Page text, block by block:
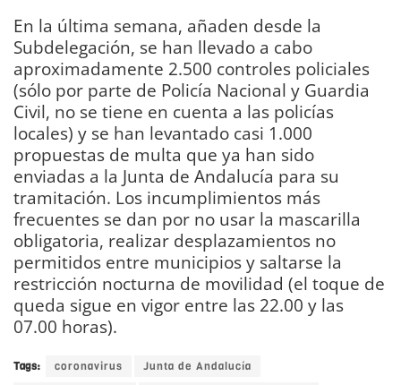
En la última semana, añaden desde la
Subdelegación, se han llevado a cabo
aproximadamente 2.500 controles policiales
(sólo por parte de Policía Nacional y Guardia
Civil, no se tiene en cuenta a las policías
locales) y se han levantado casi 1.000
propuestas de multa que ya han sido
enviadas a la Junta de Andalucía para su
tramitación. Los incumplimientos más
frecuentes se dan por no usar la mascarilla
obligatoria, realizar desplazamientos no
permitidos entre municipios y saltarse la
restricción nocturna de movilidad (el toque de
queda sigue en vigor entre las 22.00 y las
07.00 horas).
Tags: coronavirus
Junta de Andalucía